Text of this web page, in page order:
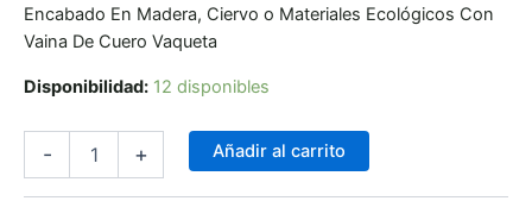
Encabado En Madera, Ciervo o Materiales Ecológicos Con
Vaina De Cuero Vaqueta
Disponibilidad: 12 disponibles
- + Añadir al carrito